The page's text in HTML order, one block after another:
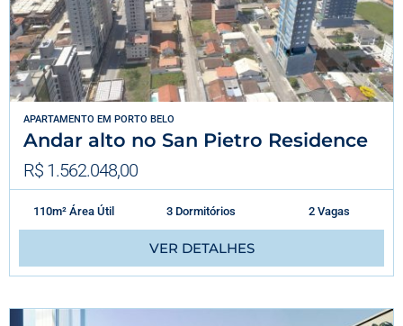
APARTAMENTO EM PORTO BELO
Andar alto no San Pietro Residence
R$ 1.562.048,00
110m² Área Útil 3 Dormitórios 2 Vagas
VER DETALHES